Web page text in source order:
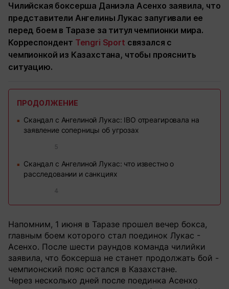
Чилийская боксерша Даниэла Асенхо заявила, что
представители Ангелины Лукас запугивали ее
перед боем в Таразе за титул чемпионки мира.
Корреспондент Tengri Sport связался с
чемпионкой из Казахстана, чтобы прояснить
ситуацию.
ПРОДОЛЖЕНИЕ
■
Скандал с Ангелиной Лукас: IBO отреагировала на
заявление соперницы об угрозах
5
■
Скандал с Ангелиной Лукас: что известно о
расследовании и санкциях
4
Напомним, 1 июня в Таразе прошел вечер бокса,
главным боем которого стал поединок Лукас -
Асенхо. После шести раундов команда чилийки
заявила, что боксерша не станет продолжать бой -
чемпионский пояс остался в Казахстане.
Через несколько дней после поединка Асенхо